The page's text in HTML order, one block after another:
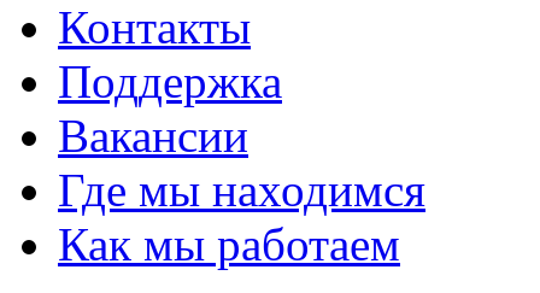
Контакты
Поддержка
Вакансии
Где мы находимся
Как мы работаем